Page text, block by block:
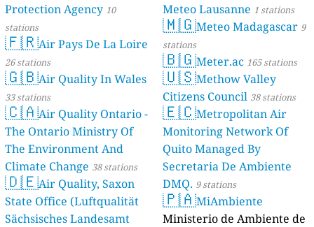
Protection Agency 10
stations
🇫🇷Air Pays De La Loire
26 stations
🇬🇧Air Quality In Wales
33 stations
🇨🇦Air Quality Ontario -
The Ontario Ministry Of
The Environment And
Climate Change 38 stations
🇩🇪Air Quality, Saxon
State Office (Luftqualität
Sächsisches Landesamt
Meteo Lausanne 1 stations
🇲🇬Meteo Madagascar 9
stations
🇧🇬Meter.ac 165 stations
🇺🇸Methow Valley
Citizens Council 38 stations
🇪🇨Metropolitan Air
Monitoring Network Of
Quito Managed By
Secretaria De Ambiente
DMQ. 9 stations
🇵🇦MiAmbiente
Ministerio de Ambiente de